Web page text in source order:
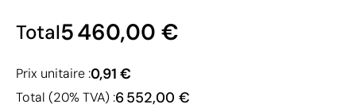
Total5 460,00 €
Prix unitaire :0,91 €
Total (20% TVA) :6 552,00 €